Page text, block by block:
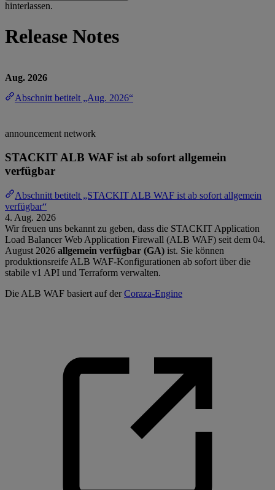
hinterlassen.
Release Notes
Aug. 2026
Abschnitt betitelt „Aug. 2026“
announcement network
STACKIT ALB WAF ist ab sofort allgemein
verfügbar
Abschnitt betitelt „STACKIT ALB WAF ist ab sofort allgemein
verfügbar“
4. Aug. 2026
Wir freuen uns bekannt zu geben, dass die STACKIT Application
Load Balancer Web Application Firewall (ALB WAF) seit dem 04.
August 2026 allgemein verfügbar (GA) ist. Sie können
produktionsreife ALB WAF-Konfigurationen ab sofort über die
stabile v1 API und Terraform verwalten.
Die ALB WAF basiert auf derCoraza-Engine